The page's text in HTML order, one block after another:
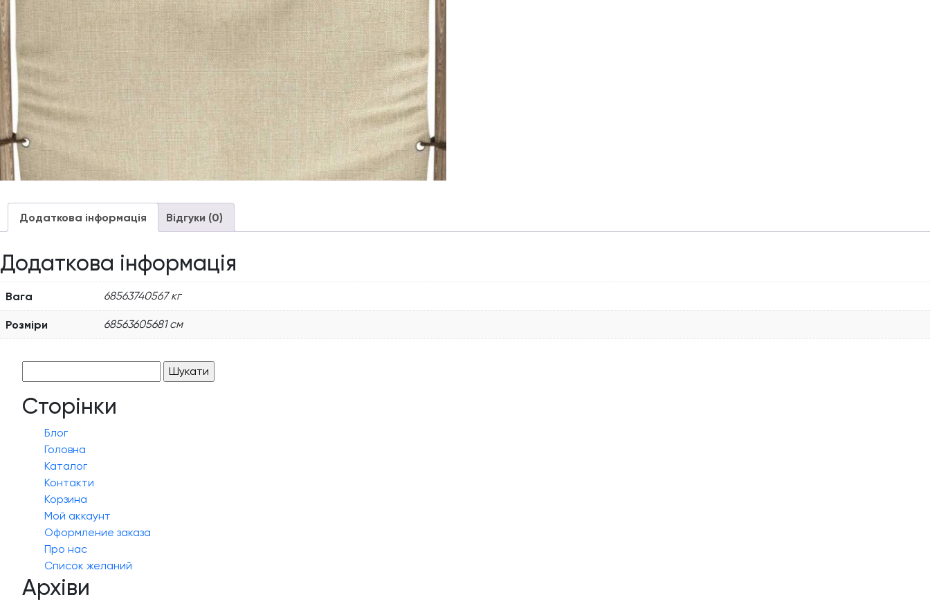
Додаткова інформація Відгуки (0)
Додаткова інформація
Вага 68563740567 кг
Розміри 68563605681 см
Сторінки
Блог
Головна
Каталог
Контакти
Корзина
Мой аккаунт
Оформление заказа
Про нас
Список желаний
Архіви